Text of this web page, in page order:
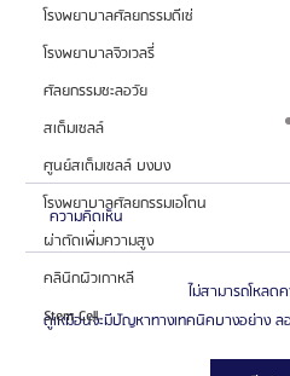
โรงพยาบาลศัลยกรรมดีเซ่
โรงพยาบาลจิวเวลรี่
ศัลยกรรมชะลอวัย
สเต็มเซลล์
ศูนย์สเต็มเซลล์ บงบง
โรงพยาบาลศัลยกรรมเอโตน
ผ่าตัดเพิ่มความสูง
คลินิกผิวเกาหลี
Stem Cell
ความคิดเห็น
ไม่สามารถโหลด
ดูเหมือนจะมีปัญหาทางเทคนิคบางอย่าง ล